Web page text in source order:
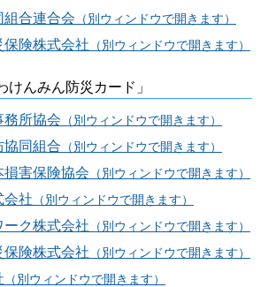
合連合会 （別ウィンドウで開きます）
険株式会社 （別ウィンドウで開きます）
んみん防災カード」
務所協会 （別ウィンドウで開きます）
協同組合 （別ウィンドウで開きます）
害保険協会 （別ウィンドウで開きます）
会社 （別ウィンドウで開きます）
ク株式会社 （別ウィンドウで開きます）
険株式会社 （別ウィンドウで開きます）
（別ウィンドウで開きます）